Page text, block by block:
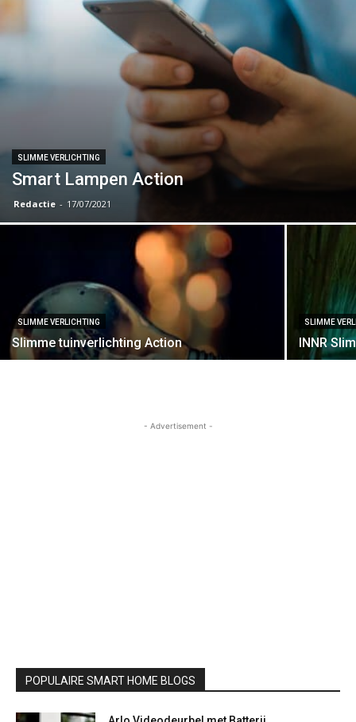
SLIMME VERLICHTING
Smart Lampen Action
Redactie - 17/07/2021
SLIMME VERLICHTING
Slimme tuinverlichting Action
SLIMME
INNR
- Advertisement -
POPULAIRE SMART HOME BLOGS